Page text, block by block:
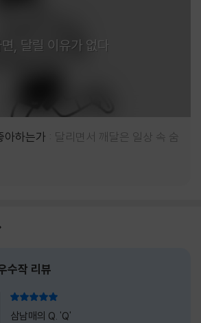
, 달릴 이유가 없다
아하는가
달리면서 깨달은 일상 속 숨
수작 리뷰
삼남매의 Q. 'Q'